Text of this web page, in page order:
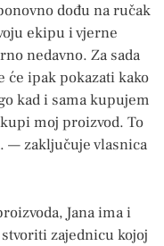
dođu na ručak
ekipu i vjerne
nedavno. Za sada
će ipak pokazati kako
kad i sama kupujem
moj proizvod. To
— zaključuje vlasnica
Jana ima i
zajednicu kojoj